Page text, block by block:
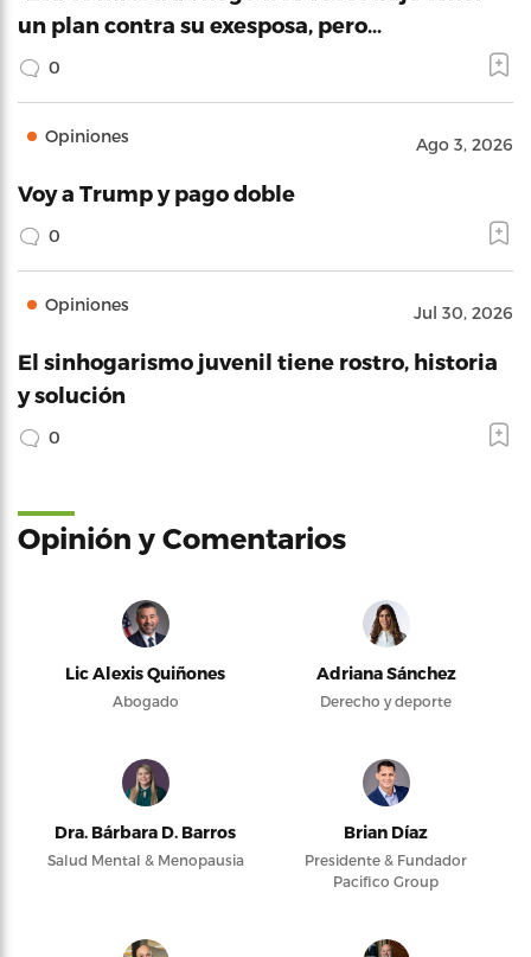
un plan contra su exesposa, pero…
0
Opiniones Ago 3, 2026
Voy a Trump y pago doble
0
Opiniones Jul 30, 2026
El sinhogarismo juvenil tiene rostro, historia
y solución
0
Opinión y Comentarios
Lic Alexis Quiñones
Abogado
Adriana Sánchez
Derecho y deporte
Dra. Bárbara D. Barros
Salud Mental & Menopausia
Brian Díaz
Presidente & Fundador
Pacifico Group